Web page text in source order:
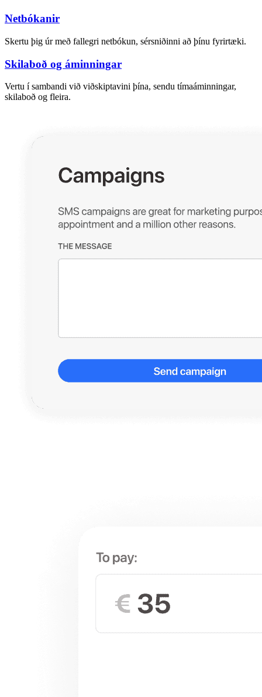
Netbókanir
Skertu þig úr með fallegri netbókun, sérsniðinni að þínu fyrirtæki.
Skilaboð og áminningar
Vertu í sambandi við viðskiptavini þína, sendu tímaáminningar,
skilaboð og fleira.